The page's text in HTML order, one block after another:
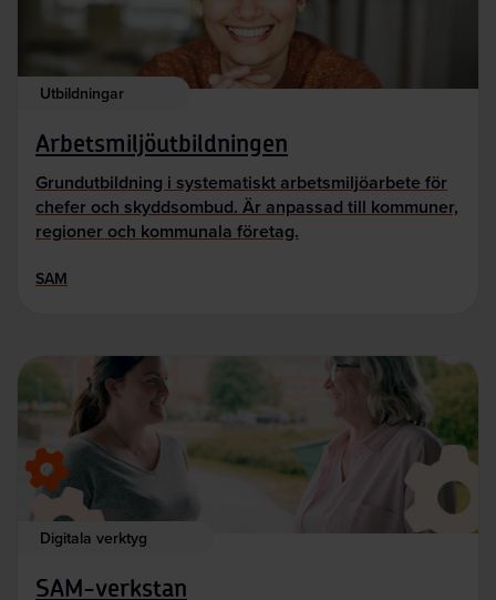
Utbildningar
Arbetsmiljöutbildningen
Grundutbildning i systematiskt arbetsmiljöarbete för
chefer och skyddsombud. Är anpassad till kommuner,
regioner och kommunala företag.
SAM
Digitala verktyg
SAM-verkstan